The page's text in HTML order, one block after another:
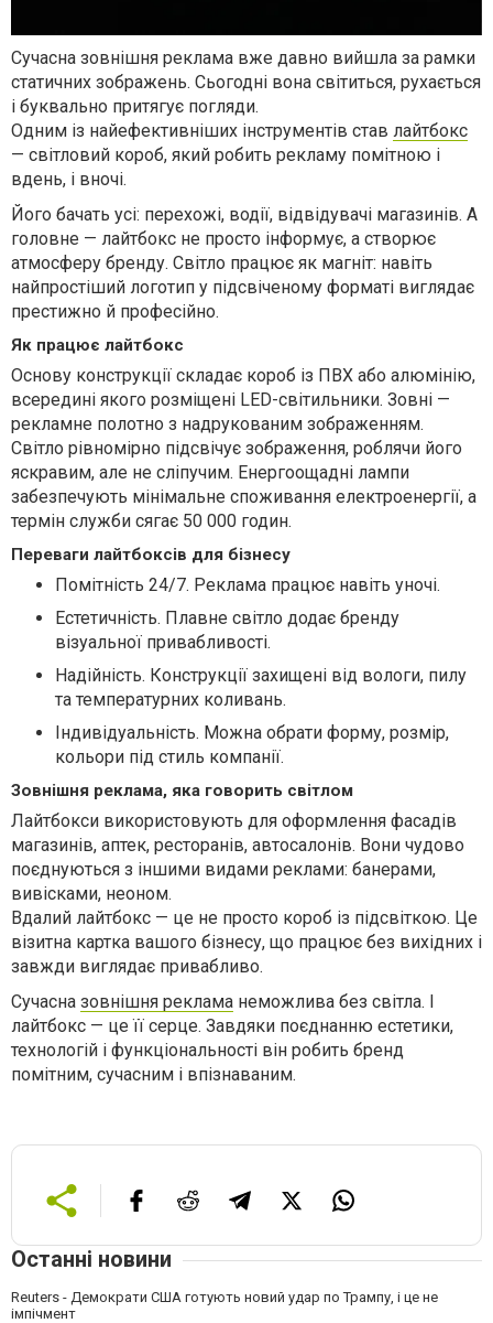
Сучасна зовнішня реклама вже давно вийшла за рамки
статичних зображень. Сьогодні вона світиться, рухається
і буквально притягує погляди.
Одним із найефективніших інструментів став лайтбокс
— світловий короб, який робить рекламу помітною і
вдень, і вночі.
Його бачать усі: перехожі, водії, відвідувачі магазинів. А
головне — лайтбокс не просто інформує, а створює
атмосферу бренду. Світло працює як магніт: навіть
найпростіший логотип у підсвіченому форматі виглядає
престижно й професійно.
Як працює лайтбокс
Основу конструкції складає короб із ПВХ або алюмінію,
всередині якого розміщені LED-світильники. Зовні —
рекламне полотно з надрукованим зображенням.
Світло рівномірно підсвічує зображення, роблячи його
яскравим, але не сліпучим. Енергоощадні лампи
забезпечують мінімальне споживання електроенергії, а
термін служби сягає 50 000 годин.
Переваги лайтбоксів для бізнесу
Помітність 24/7. Реклама працює навіть уночі.
Естетичність. Плавне світло додає бренду
візуальної привабливості.
Надійність. Конструкції захищені від вологи, пилу
та температурних коливань.
Індивідуальність. Можна обрати форму, розмір,
кольори під стиль компанії.
Зовнішня реклама, яка говорить світлом
Лайтбокси використовують для оформлення фасадів
магазинів, аптек, ресторанів, автосалонів. Вони чудово
поєднуються з іншими видами реклами: банерами,
вивісками, неоном.
Вдалий лайтбокс — це не просто короб із підсвіткою. Це
візитна картка вашого бізнесу, що працює без вихідних і
завжди виглядає привабливо.
Сучасна зовнішня реклама неможлива без світла. І
лайтбокс — це її серце. Завдяки поєднанню естетики,
технологій і функціональності він робить бренд
помітним, сучасним і впізнаваним.
Останні новини
Reuters - Демократи США готують новий удар по Трампу, і це не
імпічмент